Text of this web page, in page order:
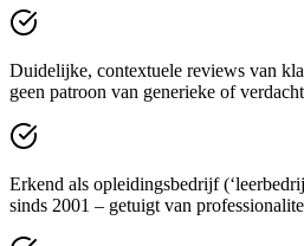
Duidelijke, contextuele reviews van
geen patroon van generieke of
Erkend als opleidingsbedrijf
sinds 2001 – getuigt van